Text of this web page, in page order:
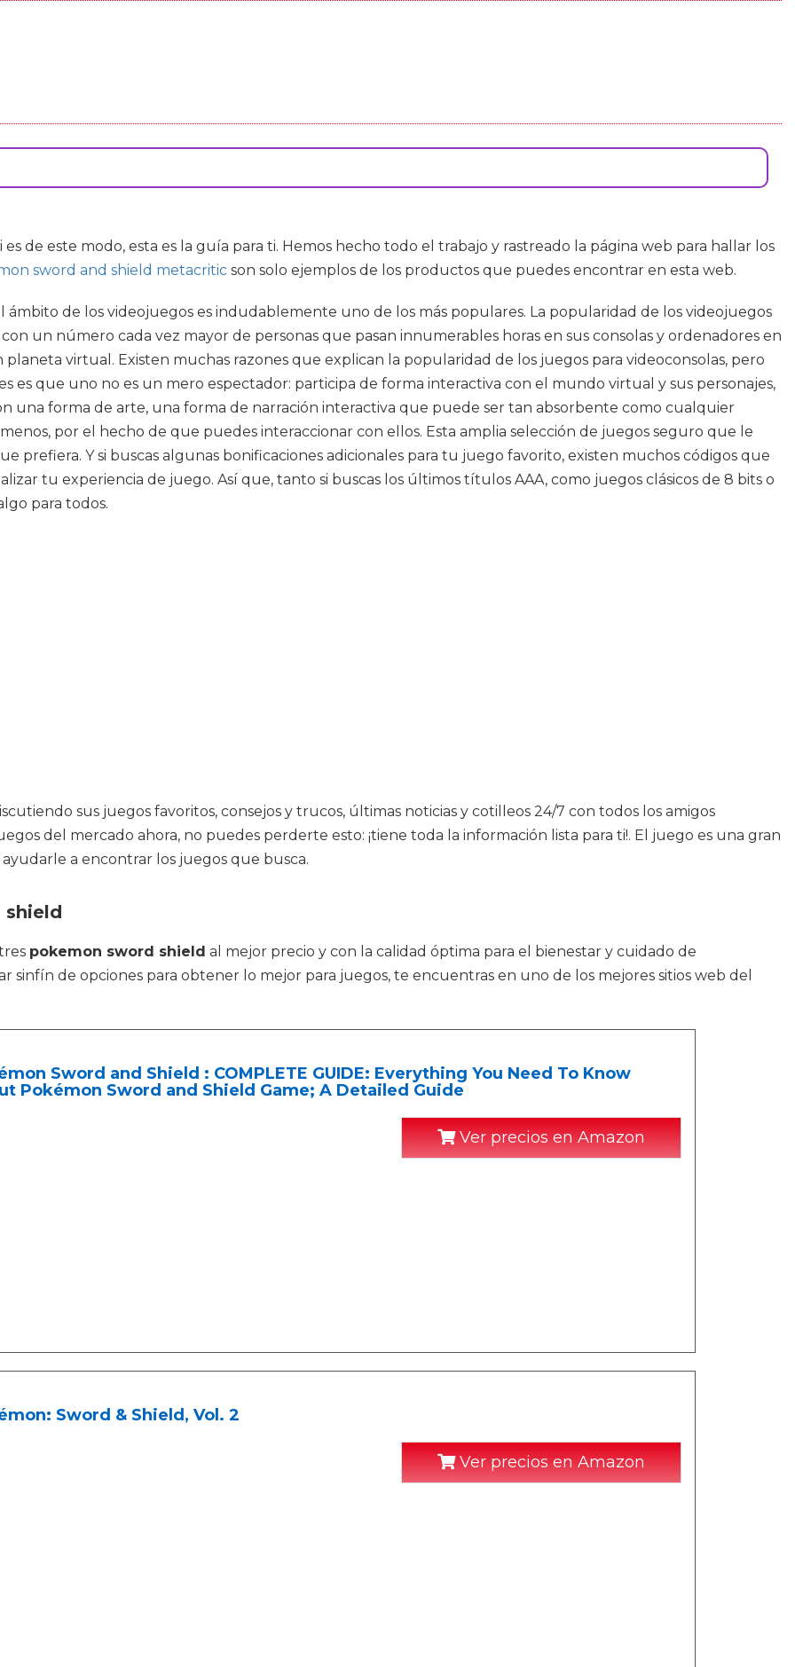
es de este modo, esta es la guía para ti. Hemos hecho todo el trabajo y rastreado la página web para hallar los
sword and shield metacritic son solo ejemplos de los productos que puedes encontrar en esta web.
ámbito de los videojuegos es indudablemente uno de los más populares. La popularidad de los videojuegos
un número cada vez mayor de personas que pasan innumerables horas en sus consolas y ordenadores en
virtual. Existen muchas razones que explican la popularidad de los juegos para videoconsolas, pero
es que uno no es un mero espectador: participa de forma interactiva con el mundo virtual y sus personajes,
una forma de arte, una forma de narración interactiva que puede ser tan absorbente como cualquier
por el hecho de que puedes interaccionar con ellos. Esta amplia selección de juegos seguro que le
prefiera. Y si buscas algunas bonificaciones adicionales para tu juego favorito, existen muchos códigos que
tu experiencia de juego. Así que, tanto si buscas los últimos títulos AAA, como juegos clásicos de 8 bits o
para todos.
sus juegos favoritos, consejos y trucos, últimas noticias y cotilleos 24/7 con todos los amigos
del mercado ahora, no puedes perderte esto: ¡tiene toda la información lista para ti!. El juego es una gran
a encontrar los juegos que busca.
shield
pokemon sword shield al mejor precio y con la calidad óptima para el bienestar y cuidado de
sinfín de opciones para obtener lo mejor para juegos, te encuentras en uno de los mejores sitios web del
Sword and Shield : COMPLETE GUIDE: Everything You Need To Know
Pokémon Sword and Shield Game; A Detailed Guide
Ver precios en Amazon
Sword & Shield, Vol. 2
Ver precios en Amazon